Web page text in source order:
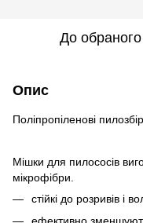
До обраного
Опис
Поліпропіленові
Мішки для пилососів
мікрофібри.
стійкі до розривів і